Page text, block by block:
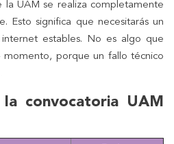
la UAM se realiza completamente
Esto significa que necesitarás un
estables. No es algo que
porque un fallo técnico
la convocatoria UAM